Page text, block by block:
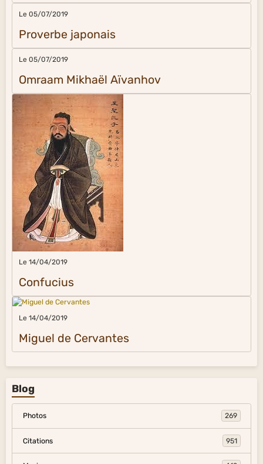
Le 05/07/2019
Proverbe japonais
Le 05/07/2019
Omraam Mikhaël Aïvanhov
Le 14/04/2019
Confucius
Le 14/04/2019
Miguel de Cervantes
Blog
Photos 269
Citations 951